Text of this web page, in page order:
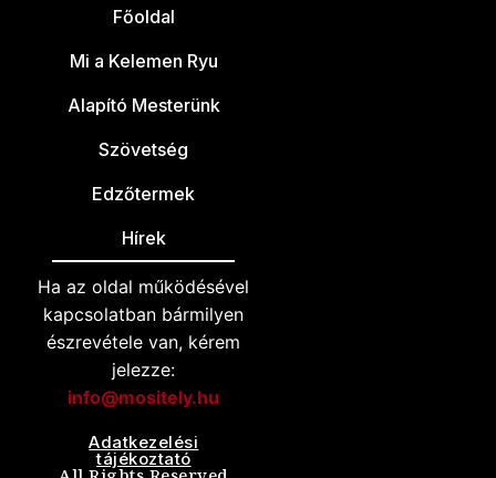
Főoldal
Mi a Kelemen Ryu
Alapító Mesterünk
Szövetség
Edzőtermek
Hírek
Ha az oldal működésével
kapcsolatban bármilyen
észrevétele van, kérem
jelezze:
info@mositely.hu
Adatkezelési
tájékoztató